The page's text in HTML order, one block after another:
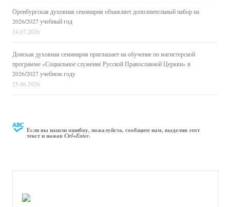
Оренбургская духовная семинария объявляет дополнительный набор на
2026/2027 учебный год
24.07.2026
Донская духовная семинария приглашает на обучение по магистерской
программе «Социальное служение Русской Православной Церкви» в
2026/2027 учебном году
25.06.2026
Если вы нашли ошибку, пожалуйста, сообщите нам, выделив этот
текст и нажавCtrl+Enter.